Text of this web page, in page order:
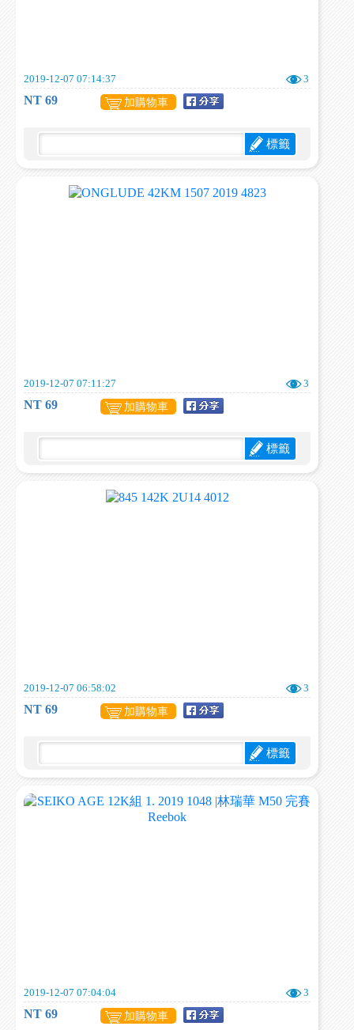
2019-12-07 07:14:37 3
NT 69 加購物車
標籤
2019-12-07 07:11:27 3
NT 69 加購物車
標籤
2019-12-07 06:58:02 3
NT 69 加購物車
標籤
2019-12-07 07:04:04 3
NT 69 加購物車